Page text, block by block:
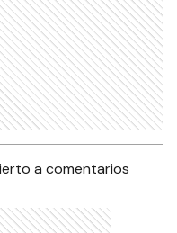
a comentarios